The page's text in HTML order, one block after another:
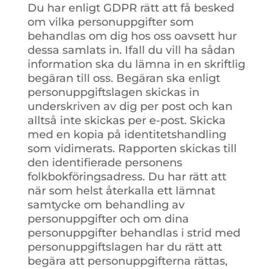
Du har enligt GDPR rätt att få besked
om vilka personuppgifter som
behandlas om dig hos oss oavsett hur
dessa samlats in. Ifall du vill ha sådan
information ska du lämna in en skriftlig
begäran till oss. Begäran ska enligt
personuppgiftslagen skickas in
underskriven av dig per post och kan
alltså inte skickas per e-post. Skicka
med en kopia på identitetshandling
som vidimerats. Rapporten skickas till
den identifierade personens
folkbokföringsadress. Du har rätt att
när som helst återkalla ett lämnat
samtycke om behandling av
personuppgifter och om dina
personuppgifter behandlas i strid med
personuppgiftslagen har du rätt att
begära att personuppgifterna rättas,